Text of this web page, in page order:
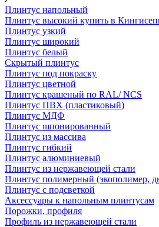
Плинтус напольный
Плинтус высокий купить в
Плинтус узкий
Плинтус широкий
Плинтус белый
Скрытый плинтус
Плинтус под покраску
Плинтус цветной
Плинтус крашеный по RAL/ NCS
Плинтус ПВХ (пластиковый)
Плинтус МДФ
Плинтус шпонированный
Плинтус из массива
Плинтус гибкий
Плинтус алюминиевый
Плинтус из нержавеющей стали
Плинтус полимерный (экополимер,
Плинтус с подсветкой
Аксессуары к напольным плинтусам
Порожки, профиля
Профиль из нержавеющей стали